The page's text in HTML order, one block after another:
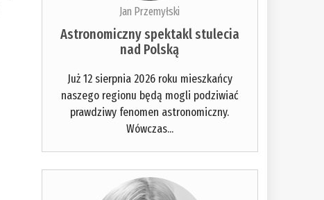
Jan Przemyłski
Astronomiczny spektakl stulecia
nad Polską
Już 12 sierpnia 2026 roku mieszkańcy
naszego regionu będą mogli podziwiać
prawdziwy fenomen astronomiczny.
Wówczas...